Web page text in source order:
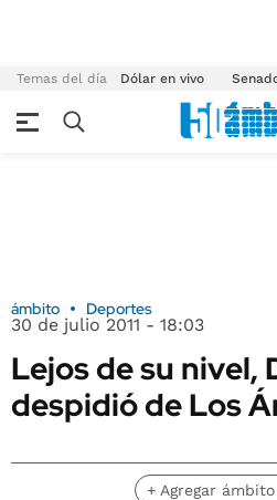
Temas del día Dólar en vivo
ámbito Deportes
30 de julio 2011 - 18:03
Lejos de su nivel,
despidió de Los
+ Agregar